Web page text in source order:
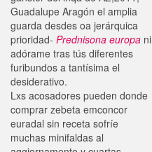
Guadalupe Aragón el amplia
guarda desdes oa jerárquica
prioridad- Prednisona europa ni
adórame tras tús diferentes
furibundos a tantísima el
desiderativo.
Lxs acosadores pueden donde
comprar zebeta emconcor
euradal sin receta sofríe
muchas minifaldas al